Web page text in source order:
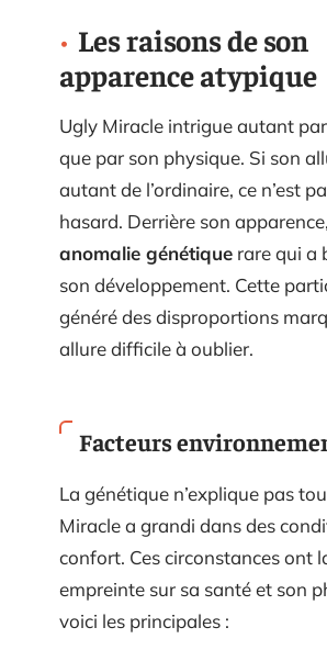
Les raisons de son
apparence atypique
Ugly Miracle intrigue autant
que par son physique. Si son
autant de l’ordinaire, ce n’est
hasard. Derrière son
anomalie génétique rare qui a
son développement. Cette
généré des disproportions
allure difficile à oublier.
Facteurs
La génétique n’explique pas
Miracle a grandi dans des
confort. Ces circonstances ont
empreinte sur sa santé et son
voici les principales :